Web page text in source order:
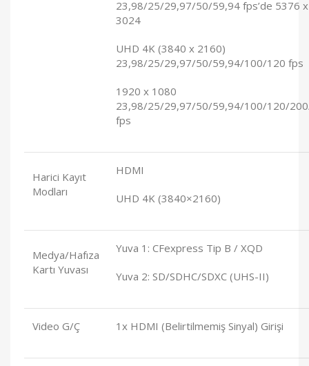
23,98/25/29,97/50/59,94 fps’de 5376 x
3024
UHD 4K (3840 x 2160)
23,98/25/29,97/50/59,94/100/120 fps
1920 x 1080
23,98/25/29,97/50/59,94/100/120/
fps
Harici Kayıt
Modları
HDMI
UHD 4K (3840×2160)
Medya/Hafıza
Kartı Yuvası
Yuva 1: CFexpress Tip B / XQD
Yuva 2: SD/SDHC/SDXC (UHS-II)
Video G/Ç 1x HDMI (Belirtilmemiş Sinyal) Girişi